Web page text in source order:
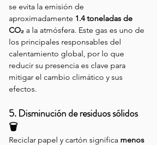
se evita la emisión de
aproximadamente 1.4 toneladas de
CO₂ a la atmósfera. Este gas es uno de
los principales responsables del
calentamiento global, por lo que
reducir su presencia es clave para
mitigar el cambio climático y sus
efectos.
5. Disminución de residuos sólidos
🗑️
Reciclar papel y cartón significa menos